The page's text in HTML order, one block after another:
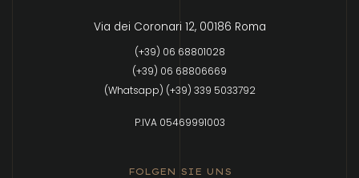
Via dei Coronari 12, 00186 Roma
(+39) 06 68801028
(+39) 06 68806669
(Whatsapp) (+39) 339 5033792
P.IVA 05469991003
FOLGEN SIE UNS